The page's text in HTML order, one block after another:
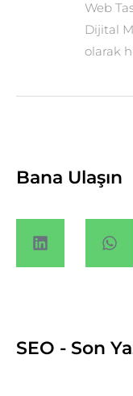
Web
Dijital
olarak
Bana Ulaşın
SEO - Son